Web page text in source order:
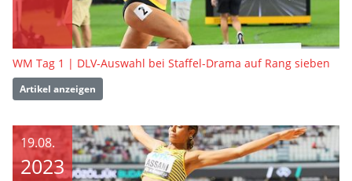
WM Tag 1 | DLV-Auswahl bei Staffel-Drama auf Rang sieben
Artikel anzeigen
19.08.
2023